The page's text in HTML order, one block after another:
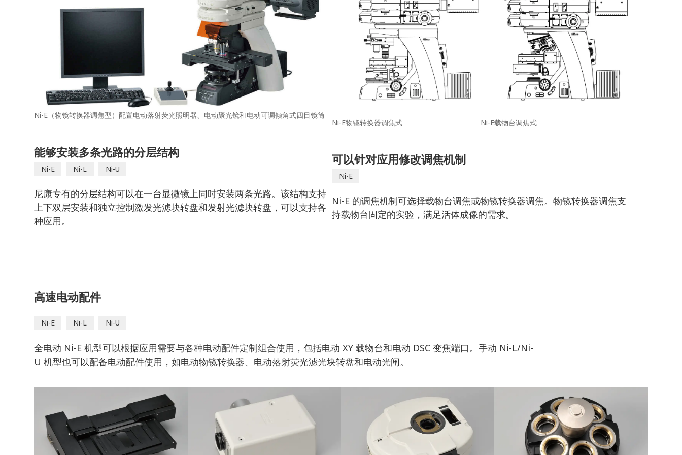
Ni-E（物镜转换器调焦型）配置电动落射荧光照明器、电动聚光镜和电动可调倾角式四目镜筒
能够安装多条光路的分层结构
Ni-E Ni-L Ni-U
尼康专有的分层结构可以在一台显微镜上同时安装两条光路。该结构支持
上下双层安装和独立控制激发光滤块转盘和发射光滤块转盘，可以支持各
种应用。
Ni-E物镜转换器调焦式 Ni-E载物台调焦式
可以针对应用修改调焦机制
Ni-E
Ni-E 的调焦机制可选择载物台调焦或物镜转换器调焦。物镜转换器调焦支
持载物台固定的实验，满足活体成像的需求。
高速电动配件
Ni-E Ni-L Ni-U
全电动 Ni-E 机型可以根据应用需要与各种电动配件定制组合使用，包括电动 XY 载物台和电动 DSC 变焦端口。手动 Ni-L/Ni-
U 机型也可以配备电动配件使用，如电动物镜转换器、电动落射荧光滤光块转盘和电动光闸。